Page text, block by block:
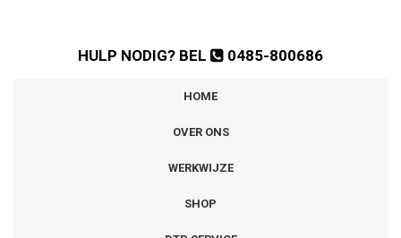
HULP NODIG? BEL 0485-800686
HOME
OVER ONS
WERKWIJZE
SHOP